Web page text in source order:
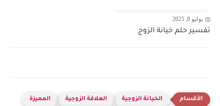
يوليو 8, 2025
تفسير حلم خيانة الزوج
الخيانة الزوجية العلاقة الزوجية المميزة